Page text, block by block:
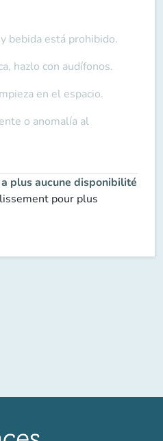
bebida está prohibido.
hazlo con audífonos.
en el espacio.
o anomalía al
plus aucune disponibilité
pour plus